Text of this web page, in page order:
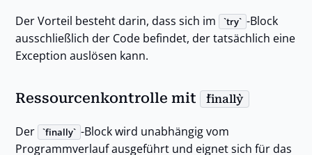
Der Vorteil besteht darin, dass sich im try
-Block
ausschließlich der Code befindet, der tatsächlich eine
Exception auslösen kann.
Ressourcenkontrolle mit finally
Der finally
-Block wird unabhängig vom
Programmverlauf ausgeführt und eignet sich für das